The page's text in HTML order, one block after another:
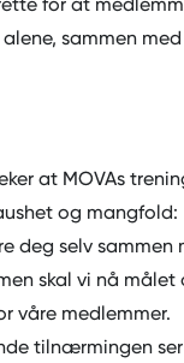
sammen
at MOVAs
og mangfold:
deg selv sammen
skal vi nå
våre medlemmer.
tilnærmingen